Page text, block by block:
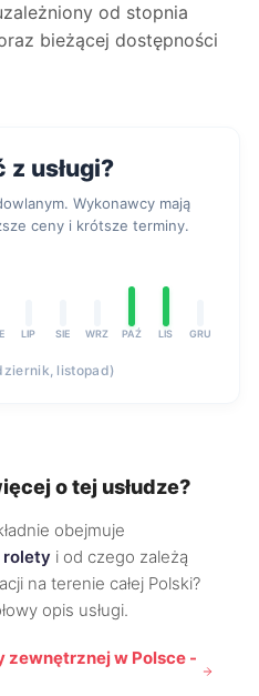
od stopnia
bieżącej dostępności
usługi?
Wykonawcy mają
ceny i krótsze terminy.
LIP SIE WRZ PAŹ LIS GRU
listopad)
o tej usłudze?
obejmuje
rolety i od czego zależą
na terenie całej Polski?
opis usługi.
zewnętrznej w Polsce -